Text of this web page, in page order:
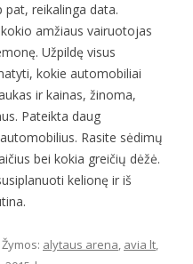
reikalinga data.
amžiaus vairuotojas
Užpildę visus
kokie automobiliai
ir kainas, žinoma,
Pateikta daug
Rasite sėdimų
bei kokia greičių dėžė.
kelionę ir iš
alytaus arena, avia lt,